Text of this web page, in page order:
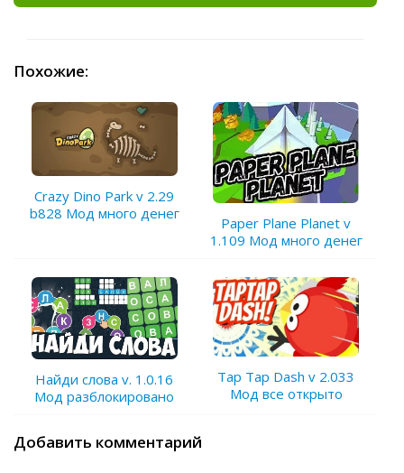
Похожие:
Crazy Dino Park v 2.29
b828 Мод много денег
Paper Plane Planet v
1.109 Мод много денег
Найди слова v. 1.0.16
Мод разблокировано
Tap Tap Dash v 2.033
Мод все открыто
Добавить комментарий